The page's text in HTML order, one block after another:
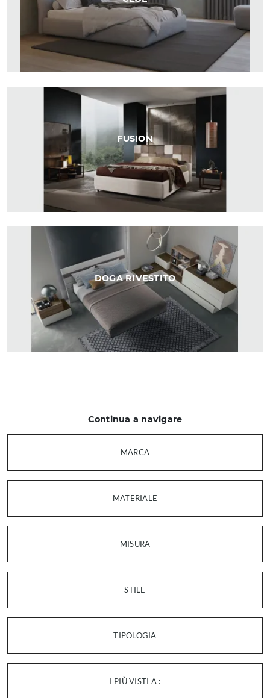
FUSION
DOGA RIVESTITO
Continua a navigare
MARCA
MATERIALE
MISURA
STILE
TIPOLOGIA
I PIÙ VISTI A :